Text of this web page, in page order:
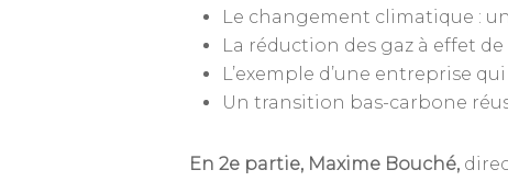
Le changement climatique :
La réduction des gaz à effet
L’exemple d’une entreprise
Un transition bas-carbone
En 2e partie, Maxime Bouché,